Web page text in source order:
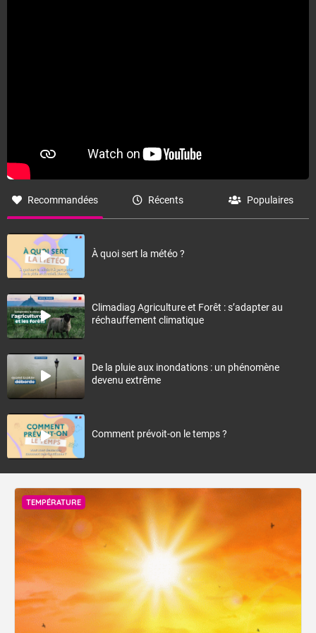
Recommandées Récents Populaires
À quoi sert la météo ?
Climadiag Agriculture et Forêt : s’adapter au
réchauffement climatique
De la pluie aux inondations : un phénomène
devenu extrême
Comment prévoit-on le temps ?
TEMPÉRATURE